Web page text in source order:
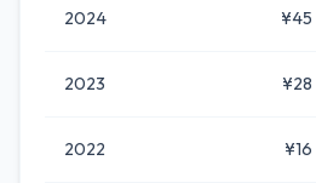
2024 ¥45
2023 ¥28
2022 ¥16